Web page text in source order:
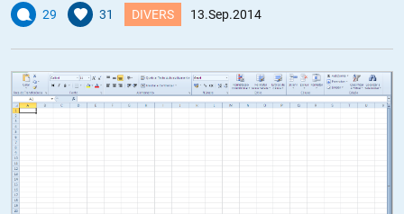
29 31 DIVERS 13.Sep.2014